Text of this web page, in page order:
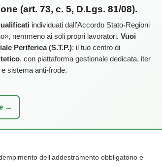
(art. 73, c. 5, D.Lgs. 81/08).
individuati dall’Accordo Stato-Regioni
nemmeno ai soli propri lavoratori. Vuoi
Periferica (S.T.P.): il tuo centro di
, con piattaforma gestionale dedicata, iter
sistema anti-frode.
→
dell’addestramento obbligatorio e